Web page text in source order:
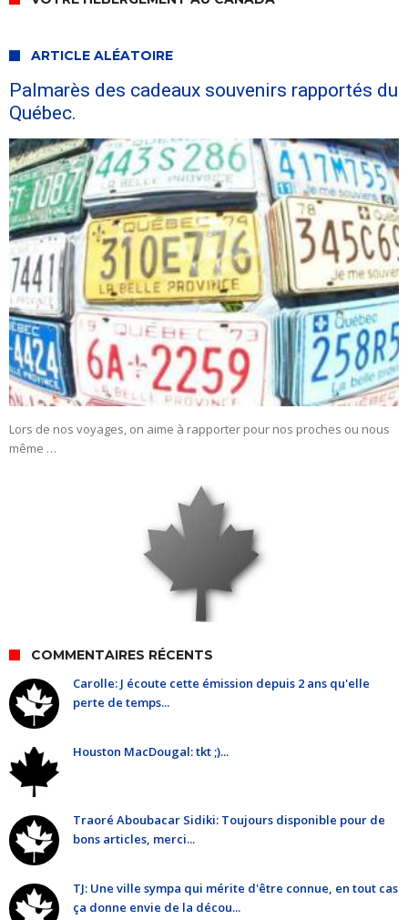
ARTICLE ALÉATOIRE
Palmarès des cadeaux souvenirs rapportés du
Québec.
Lors de nos voyages, on aime à rapporter pour nos proches ou nous
même …
COMMENTAIRES RÉCENTS
Carolle: J écoute cette émission depuis 2 ans qu'elle
perte de temps...
Houston MacDougal: tkt ;)...
Traoré Aboubacar Sidiki: Toujours disponible pour de
bons articles, merci...
TJ: Une ville sympa qui mérite d'être connue, en tout cas
ça donne envie de la décou...